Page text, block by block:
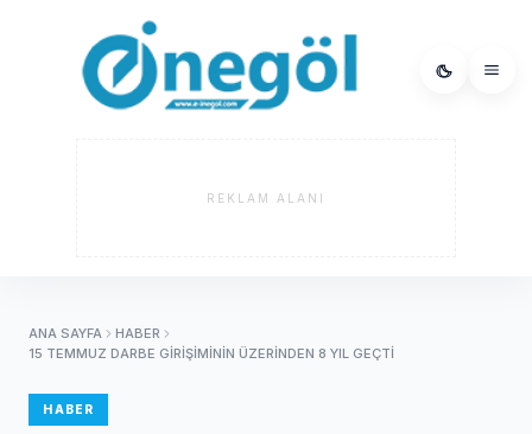
REKLAM ALANI
ANA SAYFA
HABER
15 TEMMUZ DARBE GIRIŞIMININ ÜZERINDEN 8 YIL GEÇTI
HABER